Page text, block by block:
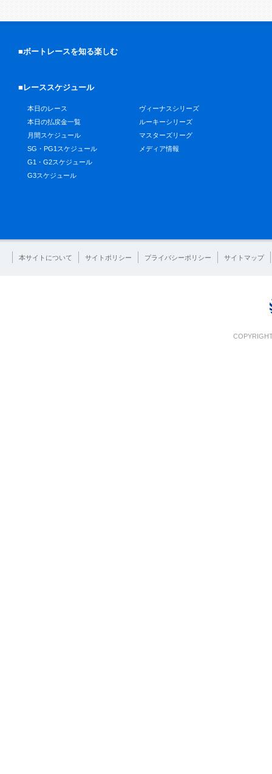
■ボートレースを知る楽しむ
■レーススケジュール
本日のレース
本日の払戻金一覧
月間スケジュール
SG・PG1スケジュール
G1・G2スケジュール
G3スケジュール
ヴィーナスシリーズ
ルーキーシリーズ
マスターズリーグ
メディア情報
本サイトについて サイトポリシー プライバシーポリシー サイトマップ